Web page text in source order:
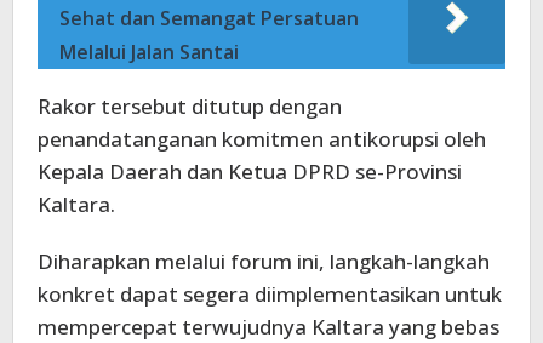
Sehat dan Semangat Persatuan
Melalui Jalan Santai
Rakor tersebut ditutup dengan
penandatanganan komitmen antikorupsi oleh
Kepala Daerah dan Ketua DPRD se-Provinsi
Kaltara.
Diharapkan melalui forum ini, langkah-langkah
konkret dapat segera diimplementasikan untuk
mempercepat terwujudnya Kaltara yang bebas